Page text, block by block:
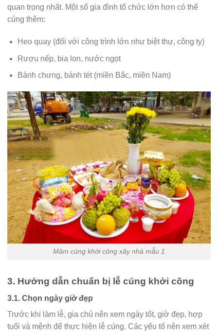
quan trọng nhất. Một số gia đình tổ chức lớn hơn có thể
cúng thêm:
Heo quay (đối với công trình lớn như biệt thự, công ty)
Rượu nếp, bia lon, nước ngọt
Bánh chưng, bánh tét (miền Bắc, miền Nam)
Mâm cúng khởi công xây nhà mẫu 1
3. Hướng dẫn chuẩn bị lễ cúng khởi công
3.1. Chọn ngày giờ đẹp
Trước khi làm lễ, gia chủ nên xem ngày tốt, giờ đẹp, hợp
tuổi và mệnh để thực hiện lễ cúng. Các yếu tố nên xem xét